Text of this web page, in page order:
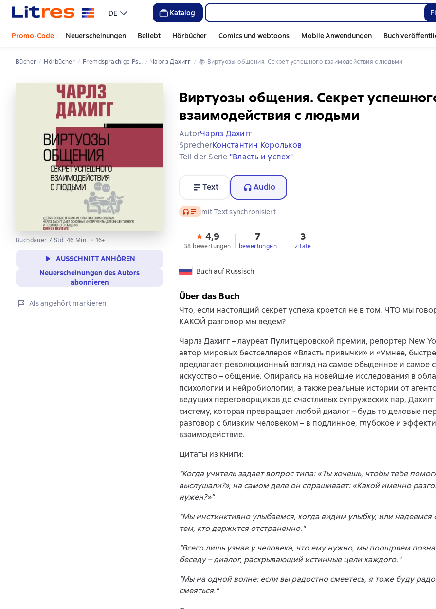
DE Katalog
Promo-Code Neuerscheinungen Beliebt Hörbücher Comics und webtoons Mobile Anwendungen Buch
Bücher Hörbücher Fremdsprachige Psychologie Чарлз Дахигг 📚 Виртуозы общения. Секрет успешного взаимодействия с людьми
Buchdauer 7 Std. 46 Min. 16+
AUSSCHNITT ANHÖREN
Neuerscheinungen des Autors
abonnieren
Als angehört markieren
Виртуозы общения. Секрет
взаимодействия с людьми
AutorЧарлз Дахигг
SprecherКонстантин Корольков
Teil der Serie "Власть и успех"
Text Audio
Audio mit Text synchronisiert
4,9
38 bewertungen
7
bewertungen
3
zitate
Buch auf Russisch
Über das Buch
Что, если настоящий секрет успеха кроется не в том, ЧТО мы
КАКОЙ разговор мы ведем?
Чарлз Дахигг – лауреат Пулитцеровской премии, репортер New
автор мировых бестселлеров «Власть привычки» и «Умнее,
предлагает революционный взгляд на самое обыденное и самое
искусство – общение. Опираясь на новейшие исследования в
психологии и нейробиологии, а также реальные истории от
ведущих переговорщиков до счастливых супружеских пар, Дахигг
систему, которая превращает любой диалог – будь то деловые
разговор с близким человеком – в подлинное, глубокое и
взаимодействие.
Цитаты из книги:
"Когда учитель задает вопрос типа: «Ты хочешь, чтобы тебе
выслушали?», на самом деле он спрашивает: «Какой именно
нужен?»"
"Мы инстинктивно улыбаемся, когда видим улыбку, или надеемся
тем, кто держится отстраненно."
"Всего лишь узнав у человека, что ему нужно, мы поощряем
беседу – диалог, раскрывающий истинные цели каждого."
"Мы на одной волне: если вы радостно смеетесь, я тоже буду
смеяться."